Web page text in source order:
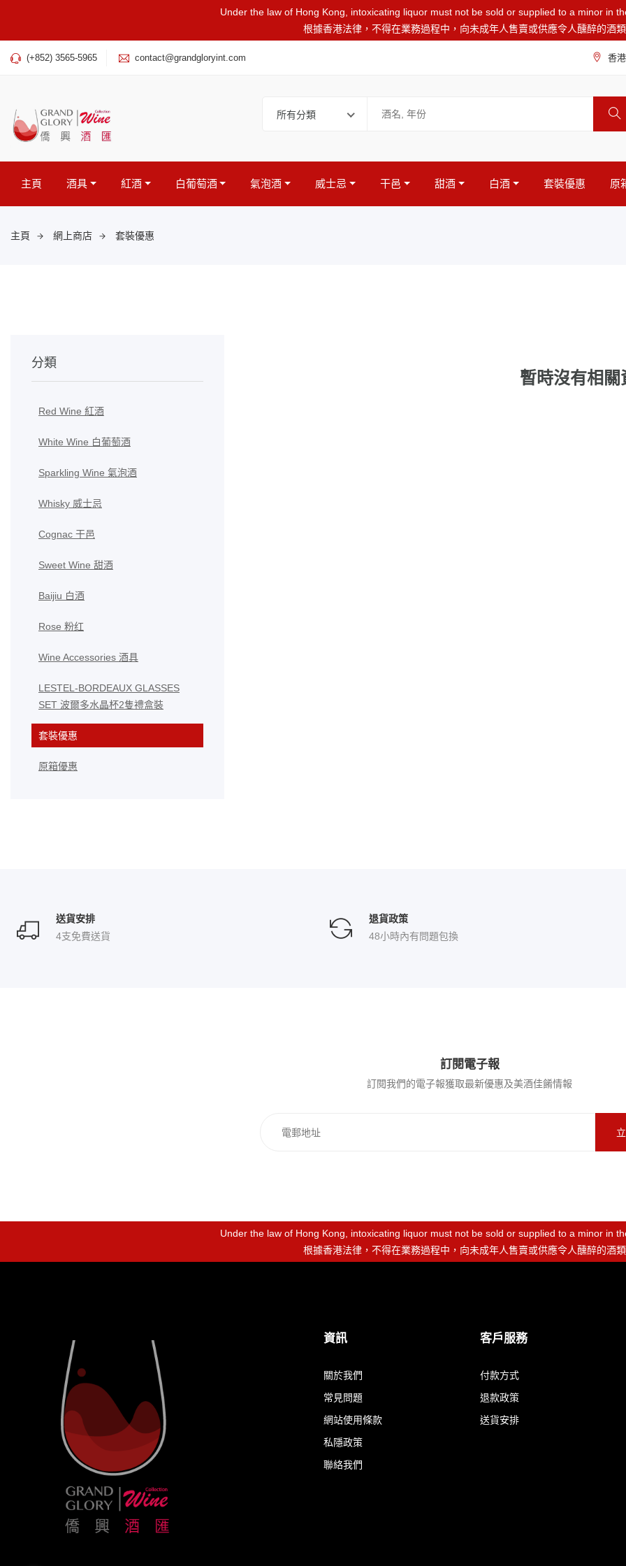
Under the law of Hong Kong, intoxicating liquor must not be sold or supplied to a minor in
根據香港法律，不得在業務過程中，向未成年人售賣或供應令人醺醉的酒
(+852) 3565-5965 contact@grandgloryint.com 香
所有分類
主頁 酒具 紅酒 白葡萄酒 氣泡酒 威士忌 干邑 甜酒 白酒 套裝優惠 原
主頁 網上商店 套裝優惠
分類
Red Wine 紅酒
White Wine 白葡萄酒
Sparkling Wine 氣泡酒
Whisky 威士忌
Cognac 干邑
Sweet Wine 甜酒
Baijiu 白酒
Rose 粉红
Wine Accessories 酒具
LESTEL-BORDEAUX GLASSES
SET 波爾多水晶杯2隻禮盒裝
套裝優惠
原箱優惠
暫時沒有相關
送貨安排
4支免費送貨
退貨政策
48小時內有問題包換
訂閱電子報
訂閱我們的電子報獲取最新優惠及美酒佳餚情報
Under the law of Hong Kong, intoxicating liquor must not be sold or supplied to a minor in
根據香港法律，不得在業務過程中，向未成年人售賣或供應令人醺醉的酒
資訊
關於我們
常見問題
網站使用條款
私隱政策
聯絡我們
客戶服務
付款方式
退款政策
送貨安排